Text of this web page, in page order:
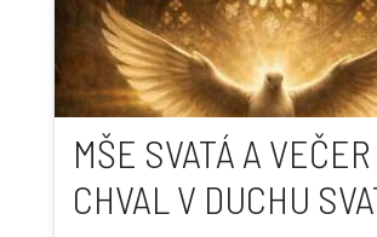
MŠE SVATÁ A VEČER
CHVAL V DUCHU